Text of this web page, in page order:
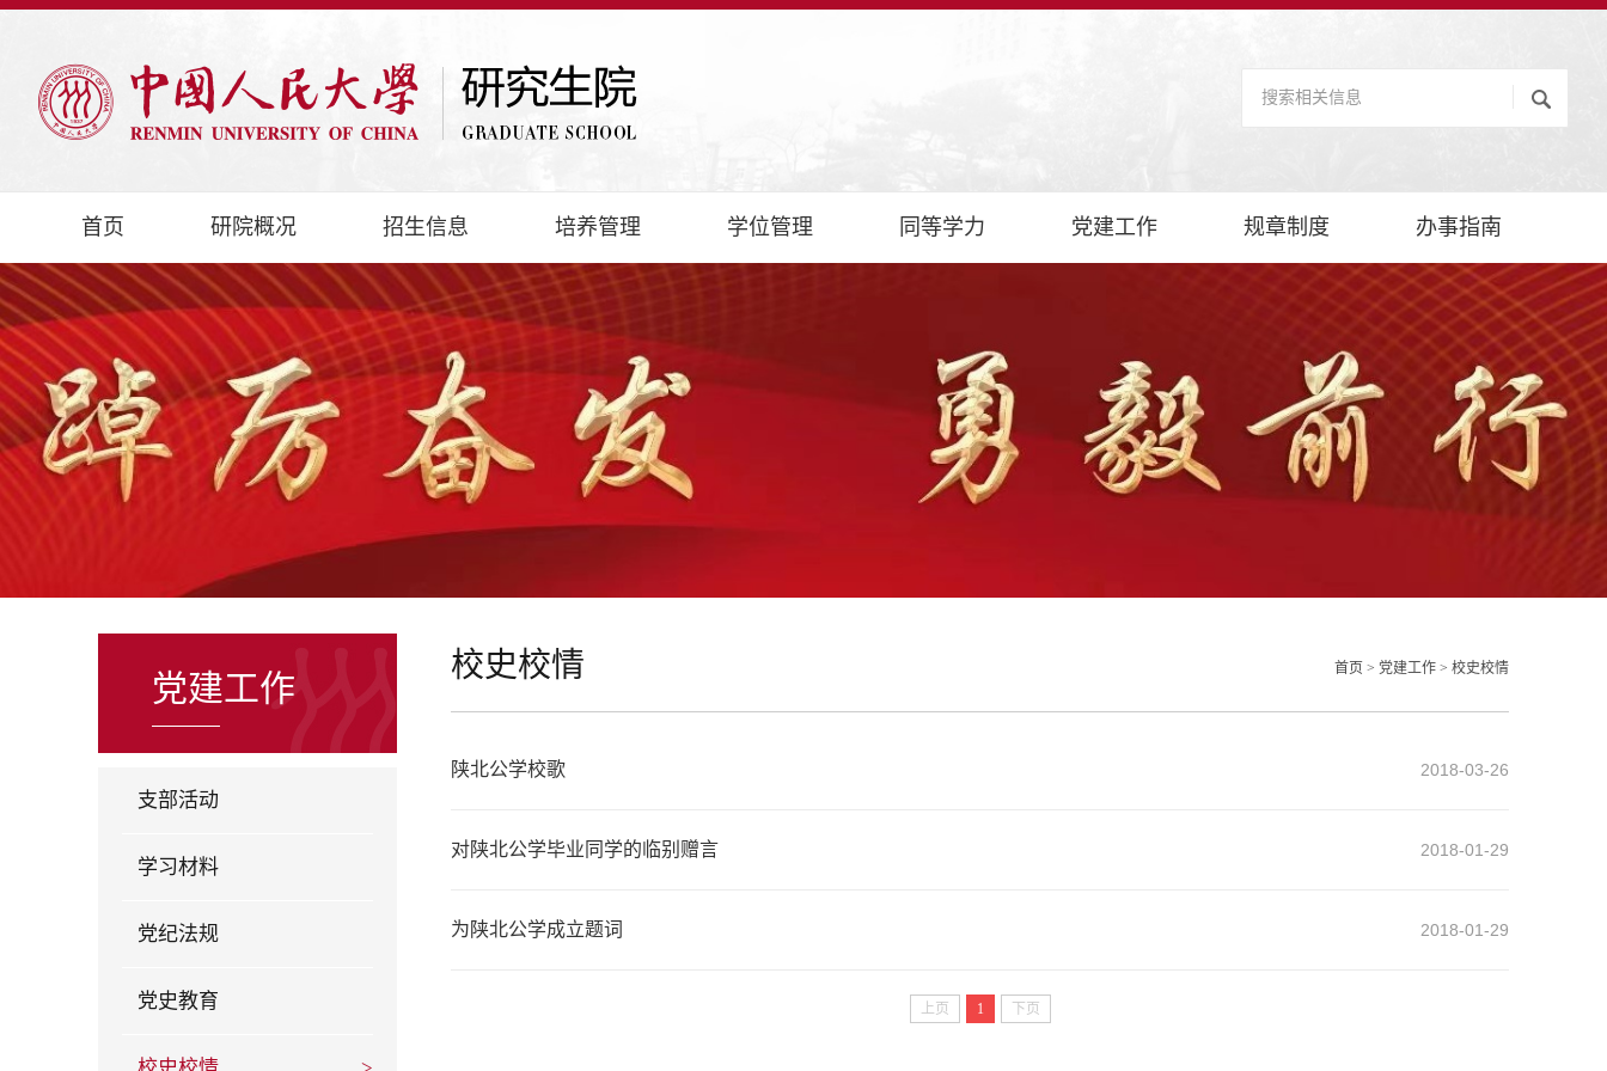
首页 研院概况 招生信息 培养管理 学位管理 同等学力 党建工作 规章制度 办事指南
党建工作
支部活动
学习材料
党纪法规
党史教育
首页 > 党建工作 > 校史校情
校史校情
2018-03-26
陕北公学校歌
2018-01-29
对陕北公学毕业同学的临别赠言
2018-01-29
为陕北公学成立题词
上页 1 下页